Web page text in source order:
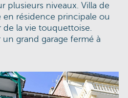
plusieurs niveaux. Villa de
en résidence principale ou
la vie touquettoise.
un grand garage fermé à